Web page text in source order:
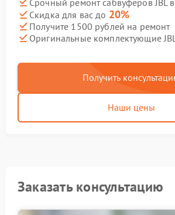
Скидка для вас до 20%
Получите 1500 рублей на ремонт
Оригинальные комплектующие JBL
Получить
Наши цены
Заказать консультацию